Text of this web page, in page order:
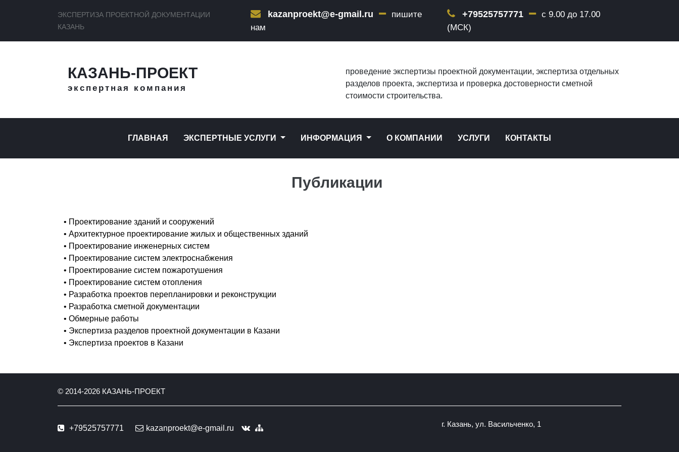
ЭКСПЕРТИЗА ПРОЕКТНОЙ ДОКУМЕНТАЦИИ
КАЗАНЬ
kazanproekt@e-gmail.ru
пишите
нам
+79525757771
с 9.00 до 17.00
(МСК)
КАЗАНЬ-ПРОЕКТ
экспертная компания
проведение экспертизы проектной документации, экспертиза отдельных
разделов проекта, экспертиза и проверка достоверности сметной
стоимости строительства.
ГЛАВНАЯ ЭКСПЕРТНЫЕ УСЛУГИ ИНФОРМАЦИЯ О КОМПАНИИ УСЛУГИ КОНТАКТЫ
Публикации
• Проектирование зданий и сооружений
• Архитектурное проектирование жилых и общественных зданий
• Проектирование инженерных систем
• Проектирование систем электроснабжения
• Проектирование систем пожаротушения
• Проектирование систем отопления
• Разработка проектов перепланировки и реконструкции
• Разработка сметной документации
• Обмерные работы
• Экспертиза разделов проектной документации в Казани
• Экспертиза проектов в Казани
© 2014-2026 КАЗАНЬ-ПРОЕКТ
+79525757771 kazanproekt@e-gmail.ru г. Казань, ул. Васильченко, 1